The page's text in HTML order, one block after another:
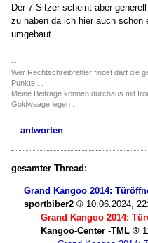
Der 7 Sitzer scheint aber
zu haben da ich hier auch schon
umgebaut .
--
Wer Rechtschreibfehler findet darf die
Punkte . .
Meine Beiträge können durchaus mit
Goldwaage legen .
antworten
gesamter Thread:
Grand Kangoo 2014:
sportbiber2
10.06.2024,
Grand Kangoo 2014:
Kangoo-Center -TML